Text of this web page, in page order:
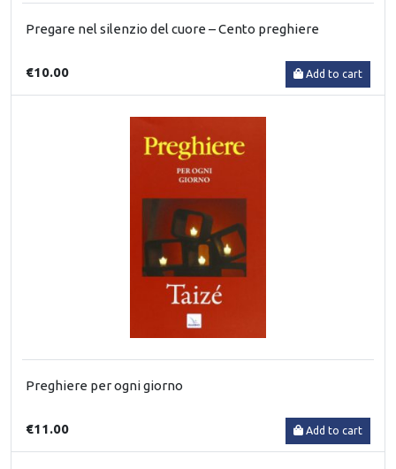
Pregare nel silenzio del cuore – Cento preghiere
€10.00 Add to cart
Preghiere per ogni giorno
€11.00 Add to cart